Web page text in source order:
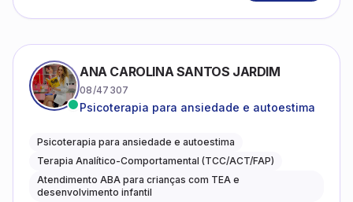
ANA CAROLINA SANTOS JARDIM
08/47307
Psicoterapia para ansiedade e autoestima
Psicoterapia para ansiedade e autoestima
Terapia Analítico-Comportamental (TCC/ACT/FAP)
Atendimento ABA para crianças com TEA e
desenvolvimento infantil